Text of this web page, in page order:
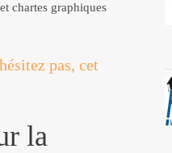
chartes graphiques
pas, cet
la